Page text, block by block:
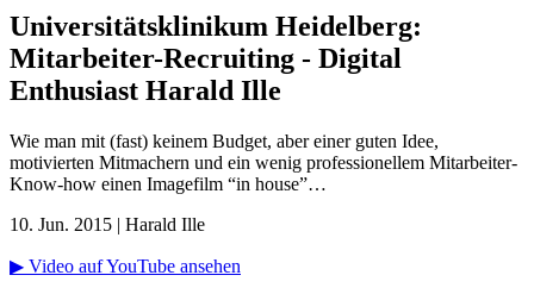
Universitätsklinikum Heidelberg:
Mitarbeiter-Recruiting - Digital
Enthusiast Harald Ille
Wie man mit (fast) keinem Budget, aber einer guten Idee,
motivierten Mitmachern und ein wenig professionellem Mitarbeiter-
Know-how einen Imagefilm “in house”…
10. Jun. 2015 | Harald Ille
▶ Video auf YouTube ansehen